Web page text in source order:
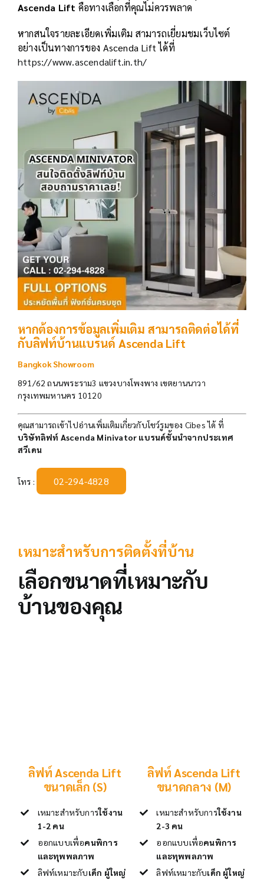
Ascenda Lift คือทางเลือกที่คุณไม่ควรพลาด
หากสนใจรายละเอียดเพิ่มเติม สามารถเยี่ยมชมเว็บไซต์
อย่างเป็นทางการของ Ascenda Lift ได้ที่
https://www.ascendalift.in.th/
หากต้องการข้อมูลเพิ่มเติม สามารถติดต่อได้ที่
กับลิฟท์บ้านแบรนด์ Ascenda Lift
Bangkok Showroom
891/62 ถนนพระราม3 แขวงบางโพงพาง เขตยานนาวา
กรุงเทพมหานคร 10120
คุณสามารถเข้าไปอ่านเพิ่มเติมเกี่ยวกับโชว์รูมของ Cibes ได้ ที่
บริษัทลิฟท์ Ascenda Minivator แบรนด์ชั้นนำจากประเทศ
สวีเดน
โทร : 02-294-4828
เหมาะสำหรับการติดตั้งที่บ้าน
เลือกขนาดที่เหมาะกับ
บ้านของคุณ
ลิฟท์ Ascenda Lift
ขนาดเล็ก (S)
เหมาะสำหรับการใช้งาน
1-2 คน
ออกแบบเพื่อคนพิการ
และทุพพลภาพ
ลิฟท์เหมาะกับเด็ก ผู้ใหญ่
ลิฟท์ Ascenda Lift
ขนาดกลาง (M)
เหมาะสำหรับการใช้งาน
2-3 คน
ออกแบบเพื่อคนพิการ
และทุพพลภาพ
ลิฟท์เหมาะกับเด็ก ผู้ใหญ่